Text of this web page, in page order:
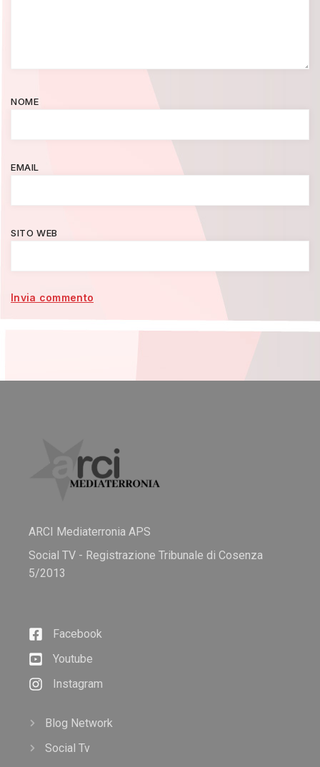
NOME
EMAIL
SITO WEB
ARCI Mediaterronia APS
Social TV - Registrazione Tribunale di Cosenza
5/2013
Facebook
Youtube
Instagram
Blog Network
Social Tv